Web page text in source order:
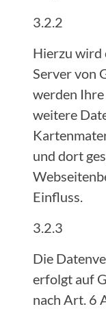
3.2.2
Hierzu wird
Server von
werden
weitere
und dort
Einfluss.
3.2.3
Die
erfolgt auf
nach Art. 6